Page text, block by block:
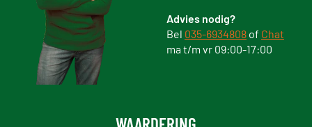
Advies nodig?
Bel 035-6934808 of Chat
ma t/m vr 09:00-17:00